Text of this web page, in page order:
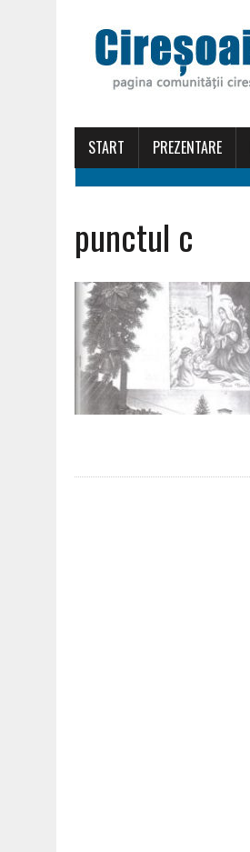
START PREZENTARE
punctul c